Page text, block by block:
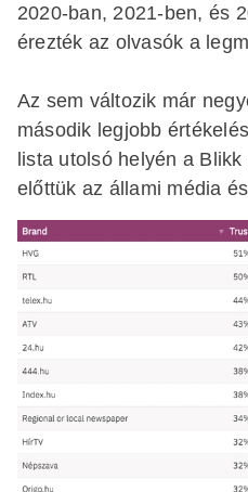
2020-ban, 2021-ben, és
érezték az olvasók a
Az sem változik már
második legjobb
lista utolsó helyén a
előttük az állami média